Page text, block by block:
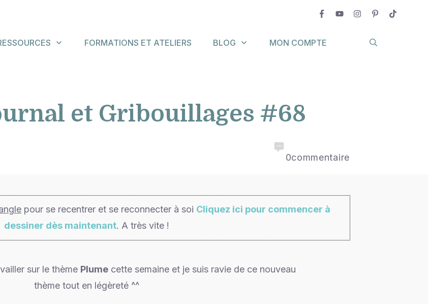
FORMATIONS ET ATELIERS BLOG MON COMPTE
et Gribouillages #68
0commentaire
pour se recentrer et se reconnecter à soi Cliquez ici pour commencer à
dessiner dès maintenant. A très vite !
sur le thème Plume cette semaine et je suis ravie de ce nouveau
thème tout en légèreté ^^